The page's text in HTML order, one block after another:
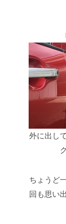
外に出し
ちょうど
回も思い